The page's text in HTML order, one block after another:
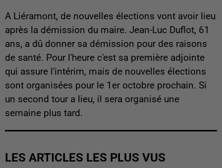
A Liéramont, de nouvelles élections vont avoir lieu
après la démission du maire. Jean-Luc Duflot, 61
ans, a dû donner sa démission pour des raisons
de santé. Pour l'heure c'est sa première adjointe
qui assure l'intérim, mais de nouvelles élections
sont organisées pour le 1er octobre prochain. Si
un second tour a lieu, il sera organisé une
semaine plus tard.
LES ARTICLES LES PLUS VUS